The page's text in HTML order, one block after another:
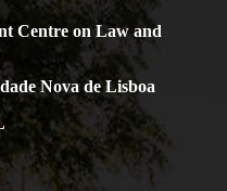
Centre on Law and
Nova de Lisboa